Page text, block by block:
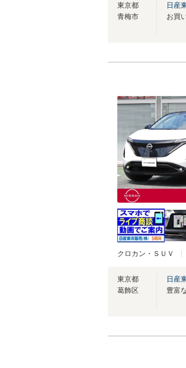
東京都
青梅市
日産
クロカン・ＳＵＶ
東京都
葛飾区
日産